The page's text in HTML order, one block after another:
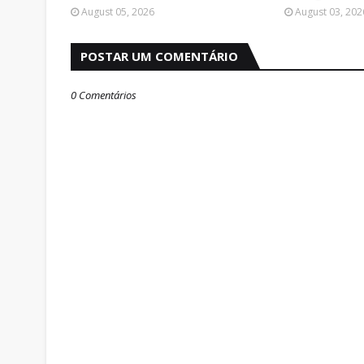
August 05, 2026 August 03,
POSTAR UM COMENTÁRIO
0 Comentários